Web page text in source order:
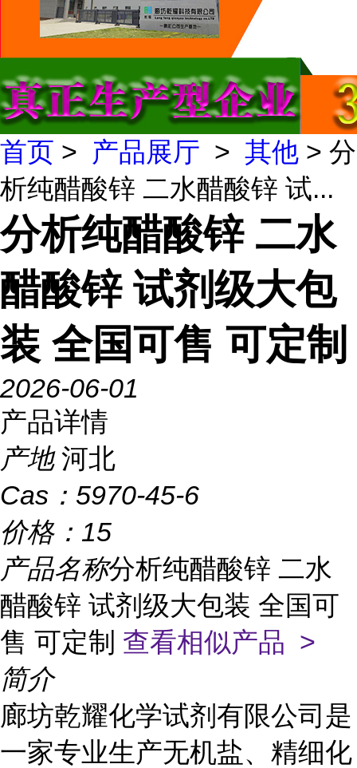
首页 > 产品展厅 > 其他 > 分
析纯醋酸锌 二水醋酸锌 试...
分析纯醋酸锌 二水
醋酸锌 试剂级大包
装 全国可售 可定制
2026-06-01
产品详情
产地 河北
Cas： 5970-45-6
价格： 15
产品名称分析纯醋酸锌 二水
醋酸锌 试剂级大包装 全国可
售 可定制 查看相似产品 >
简介
廊坊乾耀化学试剂有限公司是
一家专业生产无机盐、精细化